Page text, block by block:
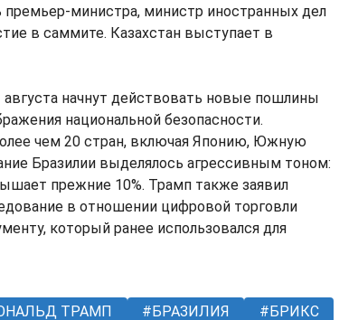
премьер-министра, министр иностранных дел
в саммите. Казахстан выступает в
начнут действовать новые пошлины
национальной безопасности.
чем 20 стран, включая Японию, Южную
Бразилии выделялось агрессивным тоном:
прежние 10%. Трамп также заявил
в отношении цифровой торговли
который ранее использовался для
ТРАМП БРАЗИЛИЯ
БРИКС